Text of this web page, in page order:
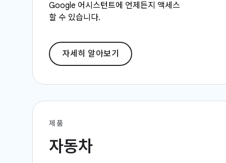
Google 어시스턴트에 언제든지 액세스
할 수 있습니다.
자세히 알아보기
제품
자동차